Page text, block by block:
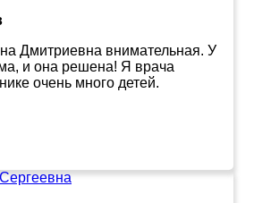
Дмитриевна внимательная. У
и она решена! Я врача
очень много детей.